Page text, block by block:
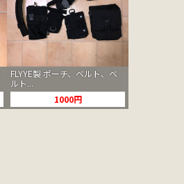
FLYYE製 ポーチ、ベルト、ベ
ルト...
1000円